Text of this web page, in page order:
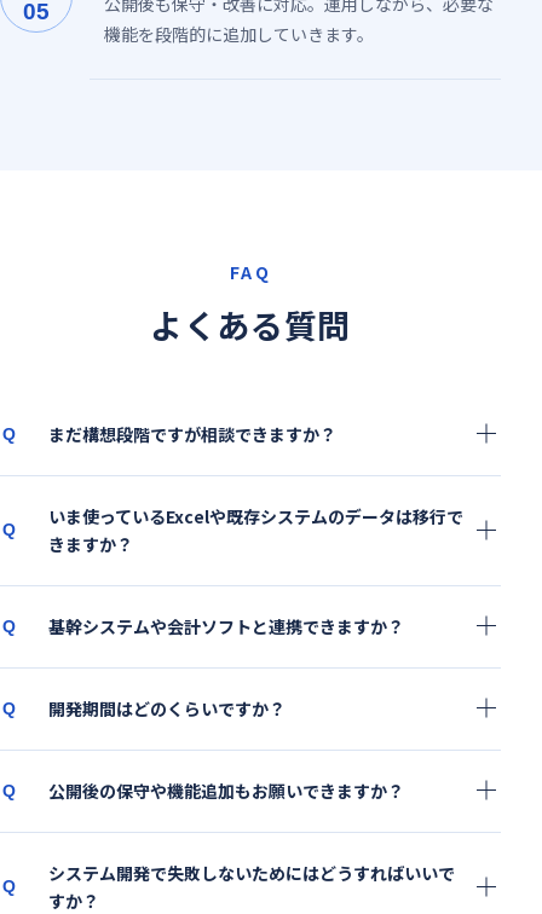
05
機能を段階的に追加していきます。
FAQ
よくある質問
Q まだ構想段階ですが相談できますか？
Q
いま使っているExcelや既存システムのデータは移行で
きますか？
Q 基幹システムや会計ソフトと連携できますか？
Q 開発期間はどのくらいですか？
Q 公開後の保守や機能追加もお願いできますか？
Q
システム開発で失敗しないためにはどうすればいいで
すか？